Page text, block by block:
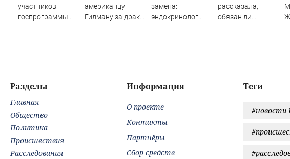
участников
госпрограммы
американцу
Гилману за драки
замена:
эндокринолог
рассказала,
обязан ли
Теги
#новости
Разделы
Главная
Общество
Политика
Происшествия
Расследования
Информация
О проекте
Контакты
Партнёры
Сбор средств